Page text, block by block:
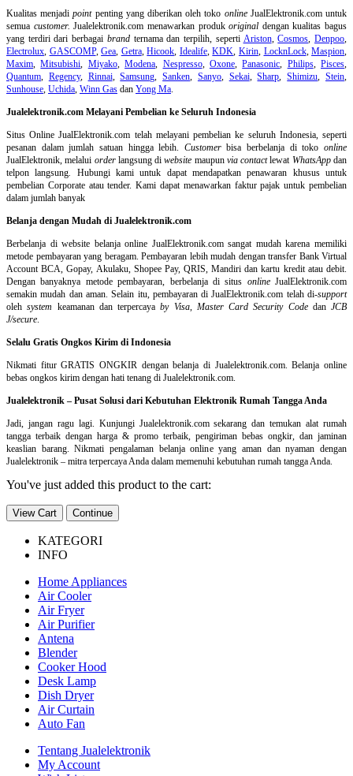
Kualitas menjadipointpenting yang diberikan oleh toko onlineJualElektronik.com untuk
semua customer. Jualelektronik.com menawarkan produkoriginal dengan kualitas bagus
yang terdiri dari berbagai brandternama dan terpilih, seperti Ariston,Cosmos,Denpoo,
Electrolux, GASCOMP,Gea, Getra,Hicook, Idealife,KDK, Kirin, LocknLock,Maspion,
Maxim,Mitsubishi, Miyako,Modena, Nespresso, Oxone,Panasonic, Philips, Pisces,
Quantum, Regency, Rinnai,Samsung,Sanken, Sanyo, Sekai,Sharp,Shimizu,Stein,
Sunhouse, Uchida, Winn Gas dan Yong Ma.
Jualelektronik.com Melayani Pembelian ke Seluruh Indonesia
Situs Online JualElektronik.com telah melayani pembelian ke seluruh Indonesia, seperti
pesanan dalam jumlah satuan hingga lebih. Customerbisa berbelanja di tokoonline
JualElektronik, melalui orderlangsung diwebsite maupun via contactlewat WhatsAppdan
telpon langsung. Hubungi kami untuk dapat mendapatkan penawaran khusus untuk
pembelian Corporate atau tender. Kami dapat menawarkan faktur pajak untuk pembelian
dalam jumlah banyak
Belanja dengan Mudah di Jualelektronik.com
Berbelanja diwebsite belanja online JualElektronik.com sangat mudah karena memiliki
metode pembayaran yang beragam. Pembayaran lebih mudah dengan transfer Bank Virtual
Account BCA, Gopay, Akulaku, Shopee Pay, QRIS, Mandiri dan kartu kredit atau debit.
Dengan banyaknya metode pembayaran, berbelanja di situs onlineJualElektronik.com
semakin mudah dan aman. Selain itu, pembayaran di JualElektronik.com telah di-support
olehsystem keamanan dan terpercayaby Visa, Master Card Security Codedan JCB
J/secure.
Selalu Gratis Ongkos Kirim di Indonesia
Nikmati fitur GRATIS ONGKIR dengan belanja di Jualelektronik.com. Belanja online
bebas ongkos kirim dengan hati tenang di Jualelektronik.com.
Jualelektronik – Pusat Solusi dari Kebutuhan Elektronik Rumah Tangga Anda
Jadi, jangan ragu lagi. Kunjungi Jualelektronik.com sekarang dan temukan alat rumah
tangga terbaik dengan harga & promo terbaik, pengiriman bebas ongkir, dan jaminan
keaslian barang. Nikmati pengalaman belanja online yang aman dan nyaman dengan
Jualelektronik – mitra terpercaya Anda dalam memenuhi kebutuhan rumah tangga Anda.
You've just added this product to the cart:
View Cart Continue
KATEGORI
INFO
Home Appliances
Air Cooler
Air Fryer
Air Purifier
Antena
Blender
Cooker Hood
Desk Lamp
Dish Dryer
Air Curtain
Auto Fan
Tentang Jualelektronik
My Account